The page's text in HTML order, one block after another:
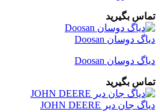
تماس بگیرید
دیاگ دوسان Doosan
دیاگ دوسان Doosan
تماس بگیرید
دیاگ جان دیر JOHN DEERE